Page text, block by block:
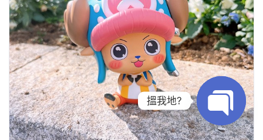
搵我地?
Open